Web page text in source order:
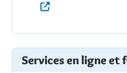
Services en ligne et